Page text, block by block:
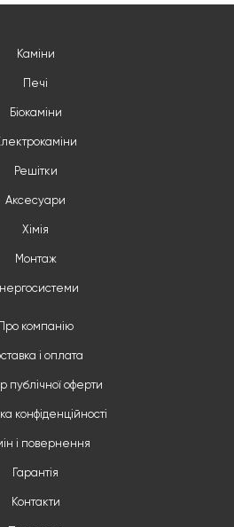
Каміни
Печі
Біокаміни
Решітки
Аксесуари
Хімія
Монтаж
Про компанію
і оплата
публічної оферти
конфіденційності
і повернення
Гарантія
Контакти